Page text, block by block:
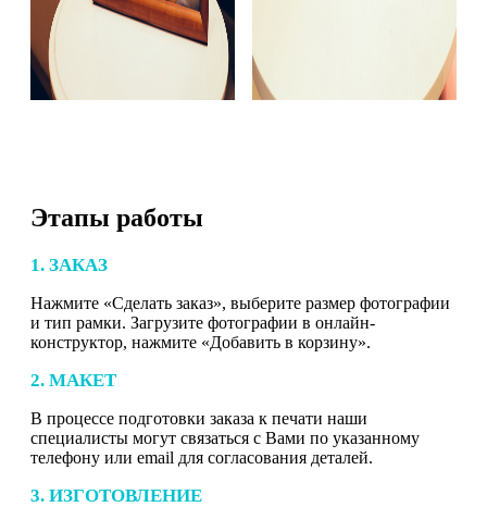
Этапы работы
1. ЗАКАЗ
Нажмите «Сделать заказ», выберите размер фотографии
и тип рамки. Загрузите фотографии в онлайн-
конструктор, нажмите «Добавить в корзину».
2. МАКЕТ
В процессе подготовки заказа к печати наши
специалисты могут связаться с Вами по указанному
телефону или email для согласования деталей.
3. ИЗГОТОВЛЕНИЕ